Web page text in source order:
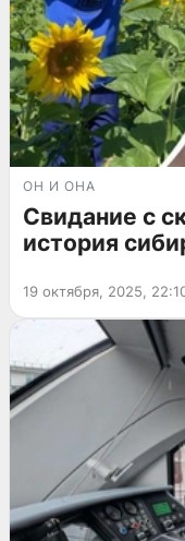
ОН И ОНА
Свидание с
история
19 октября, 2025,